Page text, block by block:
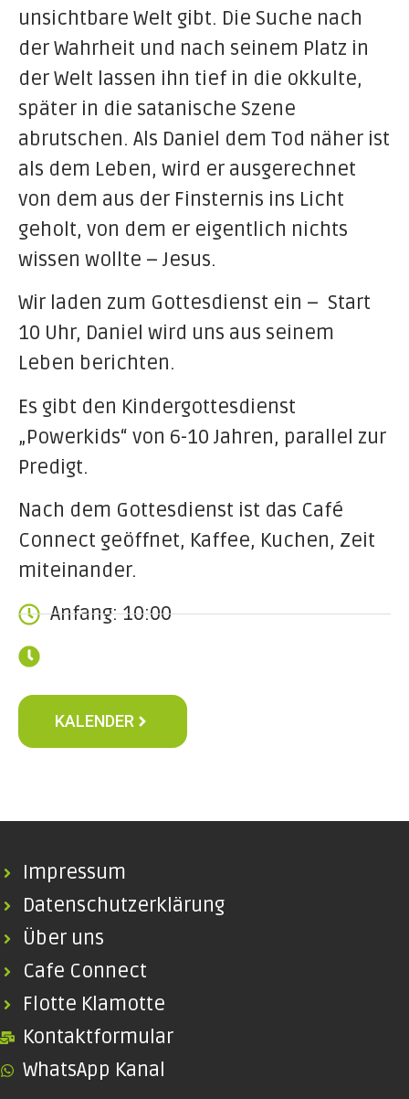
unsichtbare Welt gibt. Die Suche nach
der Wahrheit und nach seinem Platz in
der Welt lassen ihn tief in die okkulte,
später in die satanische Szene
abrutschen. Als Daniel dem Tod näher ist
als dem Leben, wird er ausgerechnet
von dem aus der Finsternis ins Licht
geholt, von dem er eigentlich nichts
wissen wollte – Jesus.
Wir laden zum Gottesdienst ein – Start
10 Uhr, Daniel wird uns aus seinem
Leben berichten.
Es gibt den Kindergottesdienst
„Powerkids“ von 6-10 Jahren, parallel zur
Predigt.
Nach dem Gottesdienst ist das Café
Connect geöffnet, Kaffee, Kuchen, Zeit
miteinander.
Anfang: 10:00
KALENDER
Impressum
Datenschutzerklärung
Über uns
Cafe Connect
Flotte Klamotte
Kontaktformular
WhatsApp Kanal